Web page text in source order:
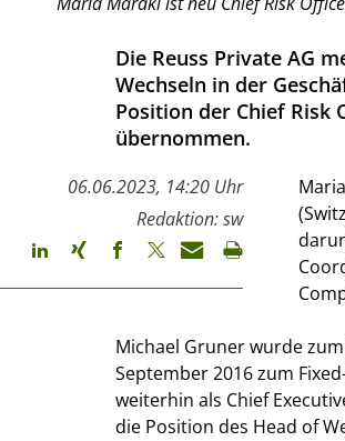
Die Reuss Private AG
Wechseln in der
Position der Chief Risk
übernommen.
06.06.2023, 14:20 Uhr
Redaktion: sw
Michael Gruner wurde
September 2016 zum
weiterhin als Chief
die Position des Head of